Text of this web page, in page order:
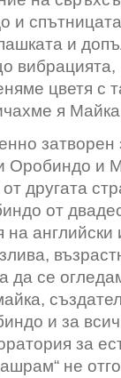
и
и
цветя с
я
затворен
Оробиндо и
другата
от
на
да се
и за
за
не